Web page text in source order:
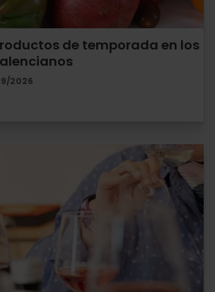
de temporada en los
2026